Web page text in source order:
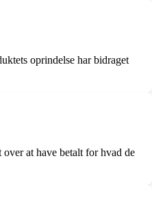
oprindelse har bidraget
at have betalt for hvad de